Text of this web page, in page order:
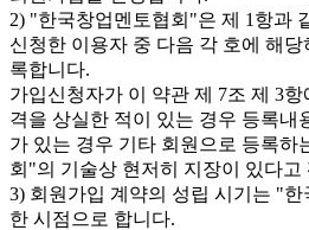
2) "한국창업멘토협회"은 제 1항과
신청한 이용자 중 다음 각 호에 해
록합니다.
가입신청자가 이 약관 제 7조 제 3
격을 상실한 적이 있는 경우 등록내
가 있는 경우 기타 회원으로 등록하
회"의 기술상 현저히 지장이 있다고
3) 회원가입 계약의 성립 시기는 "
한 시점으로 합니다.